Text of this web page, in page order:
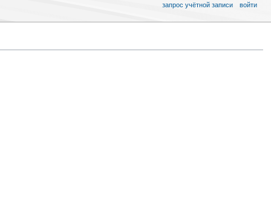
запрос учётной записи войти